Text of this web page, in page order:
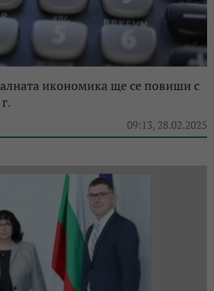
икономика ще се повиши с
09:13, 28.02.2025